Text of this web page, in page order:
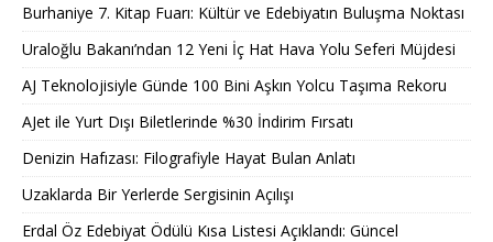
Burhaniye 7. Kitap Fuarı: Kültür ve Edebiyatın Buluşma Noktası
Uraloğlu Bakanı’ndan 12 Yeni İç Hat Hava Yolu Seferi Müjdesi
AJ Teknolojisiyle Günde 100 Bini Aşkın Yolcu Taşıma Rekoru
AJet ile Yurt Dışı Biletlerinde %30 İndirim Fırsatı
Denizin Hafızası: Filografiyle Hayat Bulan Anlatı
Uzaklarda Bir Yerlerde Sergisinin Açılışı
Erdal Öz Edebiyat Ödülü Kısa Listesi Açıklandı: Güncel